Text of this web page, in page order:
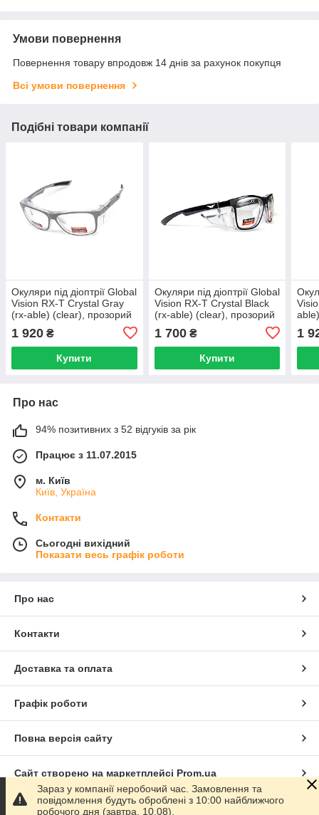
Умови повернення
Повернення товару впродовж 14 днів за рахунок покупця
Всі умови повернення
Подібні товари компанії
Окуляри під діоптрії Global
Vision RX-T Сrystal Gray
(rx-able) (clear), прозорий
1 920 ₴
Купити
Окуляри під діоптрії Global
Vision RX-T Сrystal Black
(rx-able) (clear), прозорий
1 700₴
Купити
1
Про нас
94% позитивних з 52 відгуків за рік
Працює з 11.07.2015
м. Київ
Київ, Україна
Контакти
Сьогодні вихідний
Показати весь графік роботи
Про нас
Контакти
Доставка та оплата
Графік роботи
Повна версія сайту
Сайт створено на маркетплейсі Prom.ua
Політика конфіденційності
Зараз у компанії неробочий час. Замовлення та
повідомлення будуть оброблені з 10:00 найближчого
робочого дня (завтра, 10.08).